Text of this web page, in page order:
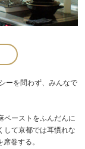
ーを問わず、みんなで
ーストをふんだんに
して京都では耳慣れな
巻する。